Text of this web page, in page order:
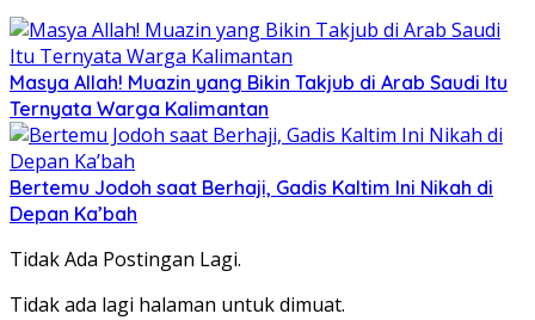
Masya Allah! Muazin yang Bikin Takjub di Arab Saudi Itu
Ternyata Warga Kalimantan
Bertemu Jodoh saat Berhaji, Gadis Kaltim Ini Nikah di
Depan Ka’bah
Tidak Ada Postingan Lagi.
Tidak ada lagi halaman untuk dimuat.